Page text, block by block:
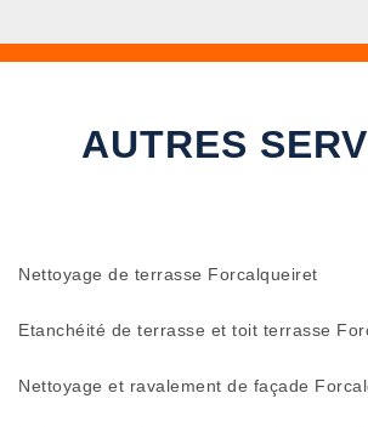
AUTRES
Nettoyage de terrasse Forcalqueiret
Etanchéité de terrasse et toit terrasse
Nettoyage et ravalement de façade